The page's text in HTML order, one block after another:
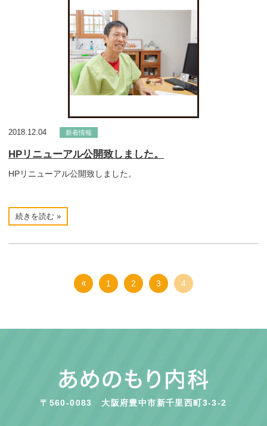
2018.12.04 新着情報
HPリニューアル公開致しました。
HPリニューアル公開致しました。
続きを読む »
1 2 3 4
〒560-0083 大阪府豊中市新千里西町3-3-2